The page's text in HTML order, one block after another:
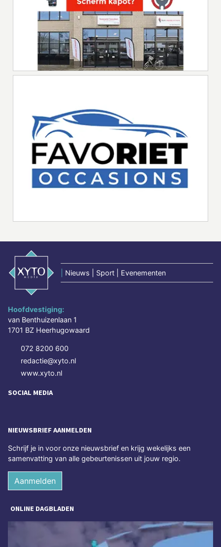
Nieuws | Sport | Evenementen
Hoofdvestiging:
van Benthuizenlaan 1
1701 BZ Heerhugowaard
072 8200 600
redactie@xyto.nl
www.xyto.nl
SOCIAL MEDIA
NIEUWSBRIEF AANMELDEN
Schrijf je in voor onze nieuwsbrief en krijg wekelijks een
samenvatting van alle gebeurtenissen uit jouw regio.
Aanmelden
ONLINE DAGBLADEN